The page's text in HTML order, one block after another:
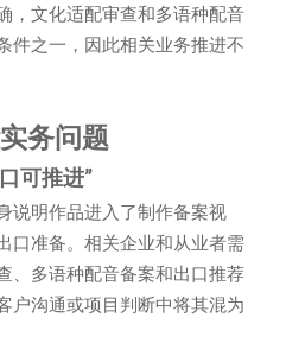
，文化适配审查和多语种配音
件之一，因此相关业务推进不
务问题
可推进”
说明作品进入了制作备案视
口准备。相关企业和从业者需
、多语种配音备案和出口推荐
户沟通或项目判断中将其混为